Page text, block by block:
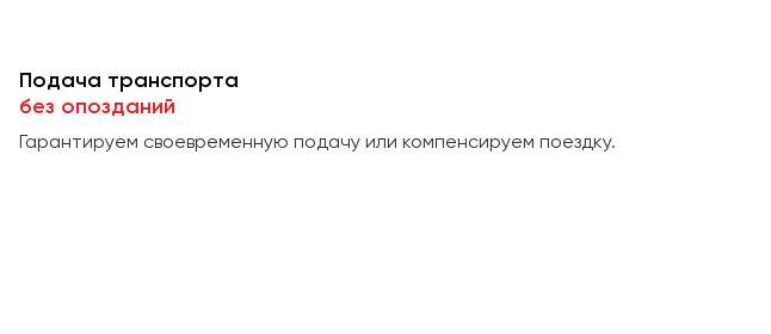
Подача транспорта
без опозданий
Гарантируем своевременную подачу или компенсируем поездку.